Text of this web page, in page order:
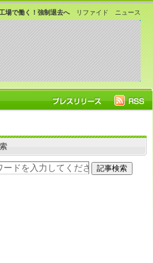
リファイド ニュース
場で働く！強制退去へ